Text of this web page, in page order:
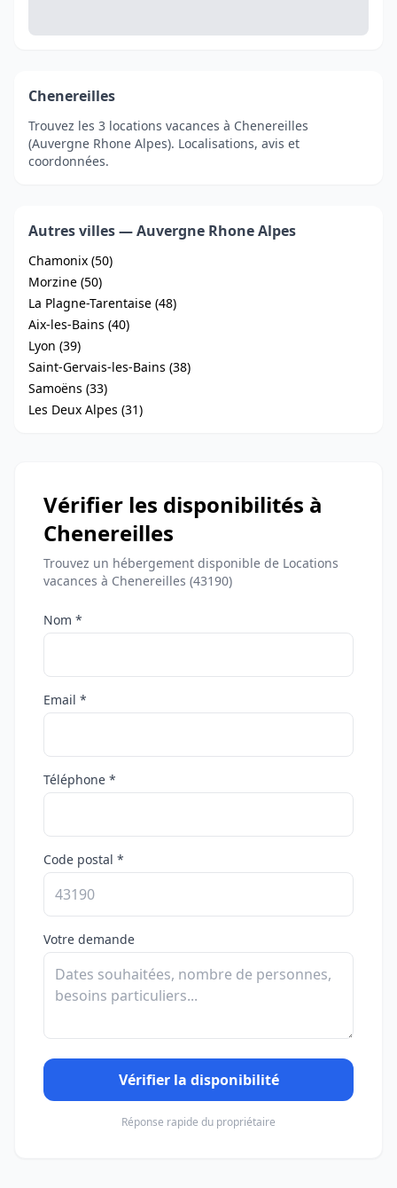
Chenereilles
Trouvez les 3 locations vacances à Chenereilles
(Auvergne Rhone Alpes). Localisations, avis et
coordonnées.
Autres villes — Auvergne Rhone Alpes
Chamonix (50)
Morzine (50)
La Plagne-Tarentaise (48)
Aix-les-Bains (40)
Lyon (39)
Saint-Gervais-les-Bains (38)
Samoëns (33)
Les Deux Alpes (31)
Vérifier les disponibilités à
Chenereilles
Trouvez un hébergement disponible de Locations
vacances à Chenereilles (43190)
Nom *
Email *
Téléphone *
Code postal *
Votre demande
Vérifier la disponibilité
Réponse rapide du propriétaire